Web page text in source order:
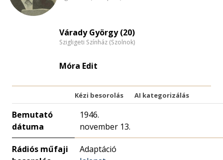
Várady György (20)
Szigligeti Színház (Szolnok)
Móra Edit
Kézi besorolás AI kategorizálás
Bemutató
dátuma
1946.
november 13.
Rádiós műfaji
Adaptáció